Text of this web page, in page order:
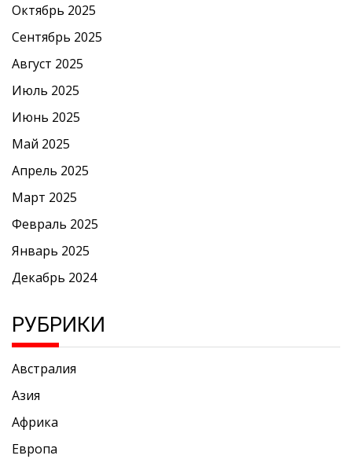
Октябрь 2025
Сентябрь 2025
Август 2025
Июль 2025
Июнь 2025
Май 2025
Апрель 2025
Март 2025
Февраль 2025
Январь 2025
Декабрь 2024
РУБРИКИ
Австралия
Азия
Африка
Европа